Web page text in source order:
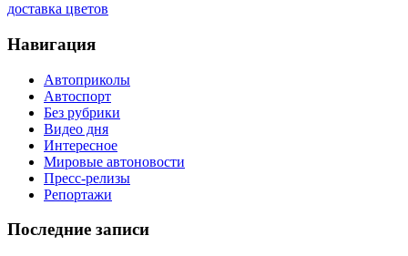
доставка цветов
Навигация
Автоприколы
Автоспорт
Без рубрики
Видео дня
Интересное
Мировые автоновости
Пресс-релизы
Репортажи
Последние записи